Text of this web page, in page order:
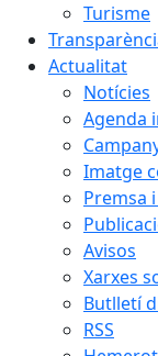
Turisme
Actualitat
Notícies
Agenda
Imatge
Premsa
Avisos
Xarxes
Butlletí
RSS